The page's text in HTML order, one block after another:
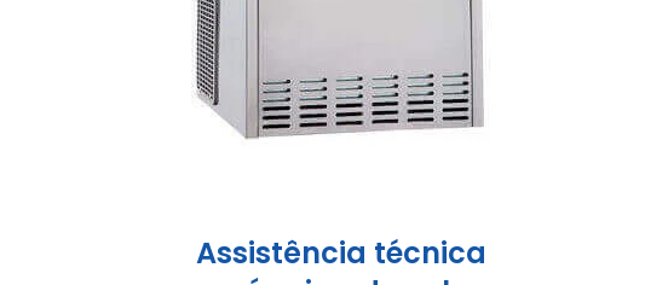
Assistência técnica